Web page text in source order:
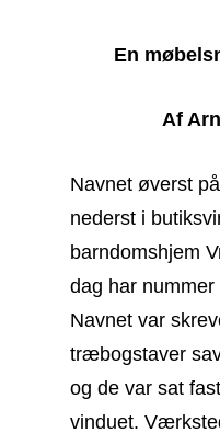
En
Af
Navnet øverst
nederst i
barndomshjem
dag har
Navnet var
træbogstaver
og de var sat
vinduet.